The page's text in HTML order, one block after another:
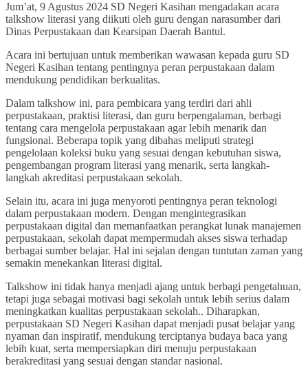
Jum’at, 9 Agustus 2024 SD Negeri Kasihan mengadakan acara
talkshow literasi yang diikuti oleh guru dengan narasumber dari
Dinas Perpustakaan dan Kearsipan Daerah Bantul.
Acara ini bertujuan untuk memberikan wawasan kepada guru SD
Negeri Kasihan tentang pentingnya peran perpustakaan dalam
mendukung pendidikan berkualitas.
Dalam talkshow ini, para pembicara yang terdiri dari ahli
perpustakaan, praktisi literasi, dan guru berpengalaman, berbagi
tentang cara mengelola perpustakaan agar lebih menarik dan
fungsional. Beberapa topik yang dibahas meliputi strategi
pengelolaan koleksi buku yang sesuai dengan kebutuhan siswa,
pengembangan program literasi yang menarik, serta langkah-
langkah akreditasi perpustakaan sekolah.
Selain itu, acara ini juga menyoroti pentingnya peran teknologi
dalam perpustakaan modern. Dengan mengintegrasikan
perpustakaan digital dan memanfaatkan perangkat lunak manajemen
perpustakaan, sekolah dapat mempermudah akses siswa terhadap
berbagai sumber belajar. Hal ini sejalan dengan tuntutan zaman yang
semakin menekankan literasi digital.
Talkshow ini tidak hanya menjadi ajang untuk berbagi pengetahuan,
tetapi juga sebagai motivasi bagi sekolah untuk lebih serius dalam
meningkatkan kualitas perpustakaan sekolah.. Diharapkan,
perpustakaan SD Negeri Kasihan dapat menjadi pusat belajar yang
nyaman dan inspiratif, mendukung terciptanya budaya baca yang
lebih kuat, serta mempersiapkan diri menuju perpustakaan
berakreditasi yang sesuai dengan standar nasional.